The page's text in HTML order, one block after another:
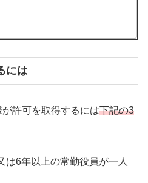
には
許可を取得するには下記の3
は6年以上の常勤役員が一人